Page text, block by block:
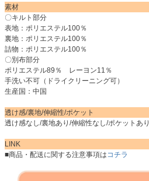
素材
〇キルト部分
表地：ポリエステル100％
裏地：ポリエステル100％
詰物：ポリエステル100％
〇別布部分
ポリエステル89％ レーヨン11％
手洗い不可（ドライクリーニング可）
生産国：中国
透け感/裏地/伸縮性/ポケット
透け感なし/裏地あり/伸縮性なし/ポケットあり
LINK
■商品・配送に関する注意事項はコチラ